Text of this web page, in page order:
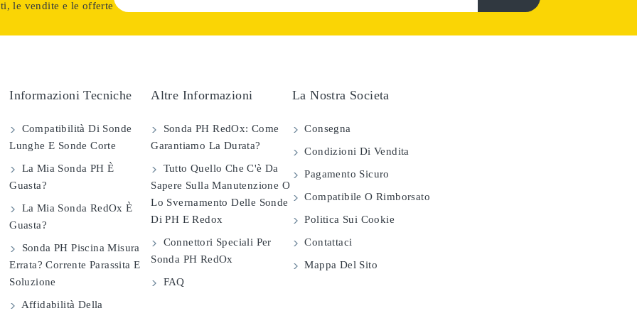
le vendite e le offerte
Informazioni Tecniche
Compatibilità Di Sonde
Lunghe E Sonde Corte
La Mia Sonda PH È
Guasta?
La Mia Sonda RedOx È
Guasta?
Sonda PH Piscina Misura
Errata? Corrente Parassita E
Soluzione
Affidabilità Della
Altre Informazioni
Sonda PH RedOx: Come
Garantiamo La Durata?
Tutto Quello Che C'è Da
Sapere Sulla Manutenzione O
Lo Svernamento Delle Sonde
Di PH E Redox
Connettori Speciali Per
Sonda PH RedOx
FAQ
La Nostra Societa
Consegna
Condizioni Di Vendita
Pagamento Sicuro
Compatibile O Rimborsato
Politica Sui Cookie
Contattaci
Mappa Del Sito